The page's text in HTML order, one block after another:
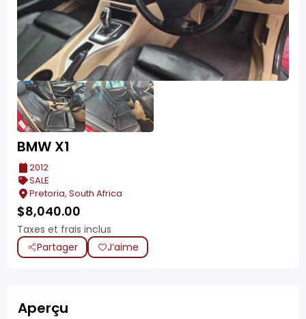
BMW X1
2012
SALE
Pretoria, South Africa
$8,040.00
Taxes et frais inclus
Partager
J’aime
Aperçu